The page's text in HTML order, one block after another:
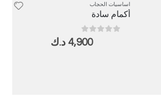
اساسيات الحجاب
أكمام سادة
4,900 د.ك